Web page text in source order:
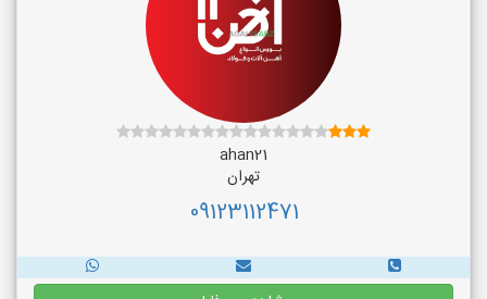
ahan21
تهران
09123112471